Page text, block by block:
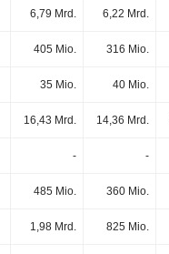
6,79 Mrd. 6,22 Mrd.
405 Mio. 316 Mio.
35 Mio. 40 Mio.
16,43 Mrd. 14,36 Mrd.
- -
485 Mio. 360 Mio.
1,98 Mrd. 825 Mio.